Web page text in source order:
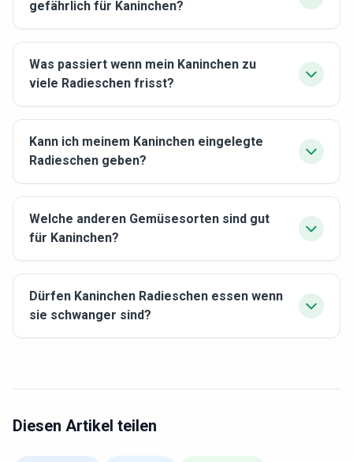
gefährlich für Kaninchen?
Was passiert wenn mein Kaninchen zu
viele Radieschen frisst?
Kann ich meinem Kaninchen eingelegte
Radieschen geben?
Welche anderen Gemüsesorten sind gut
für Kaninchen?
Dürfen Kaninchen Radieschen essen wenn
sie schwanger sind?
Diesen Artikel teilen